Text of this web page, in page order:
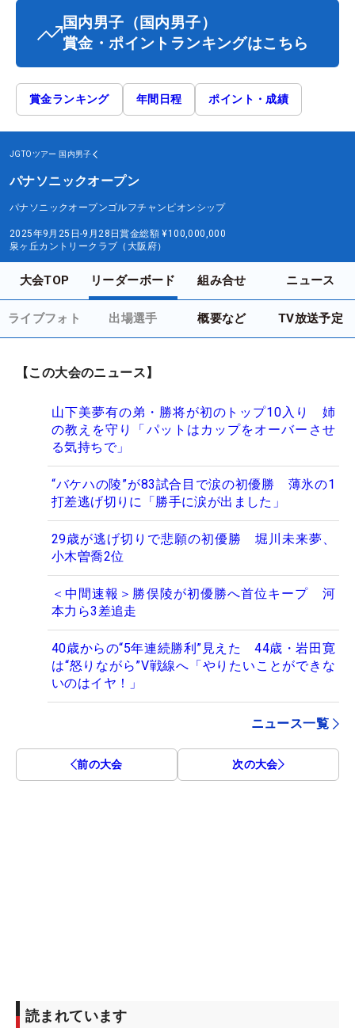
国内男子 （国内男子）
賞金・ポイントランキングはこちら
賞金ランキング 年間日程 ポイント・成績
JGTOツアー 国内男子
パナソニックオープン
パナソニックオープンゴルフチャンピオンシップ
2025年9月25日-9月28日賞金総額 ¥100,000,000
泉ヶ丘カントリークラブ（大阪府）
大会TOP リーダーボード 組み合せ ニュース
ライブフォト 出場選手 概要など TV放送予定
【この大会のニュース】
山下美夢有の弟・勝将が初のトップ10入り 姉
の教えを守り「パットはカップをオーバーさせ
る気持ちで」
“バケハの陵”が83試合目で涙の初優勝 薄氷の1
打差逃げ切りに「勝手に涙が出ました」
29歳が逃げ切りで悲願の初優勝 堀川未来夢、
小木曽喬2位
＜中間速報＞勝俣陵が初優勝へ首位キープ 河
本力ら3差追走
40歳からの“5年連続勝利”見えた 44歳・岩田寛
は“怒りながら”V戦線へ「やりたいことができな
いのはイヤ！」
ニュース一覧
前の大会 次の大会
読まれています